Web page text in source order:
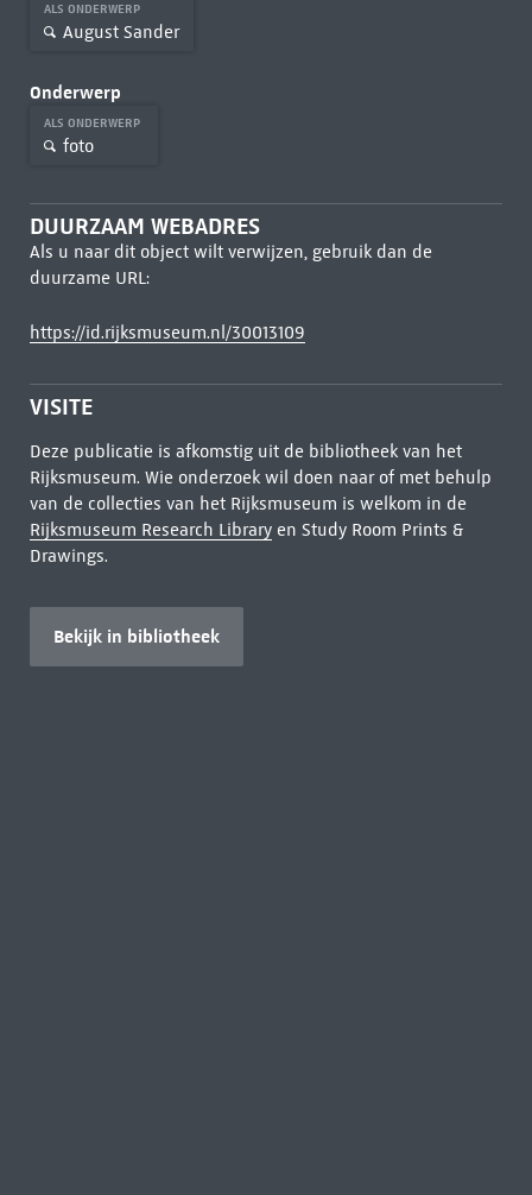
ALS ONDERWERP
August Sander
Onderwerp
ALS ONDERWERP
foto
DUURZAAM WEBADRES
Als u naar dit object wilt verwijzen, gebruik dan de
duurzame URL:
https://id.rijksmuseum.nl/30013109
VISITE
Deze publicatie is afkomstig uit de bibliotheek van het
Rijksmuseum. Wie onderzoek wil doen naar of met behulp
van de collecties van het Rijksmuseum is welkom in de
Rijksmuseum Research Libraryen Study Room Prints &
Drawings.
Bekijk in bibliotheek